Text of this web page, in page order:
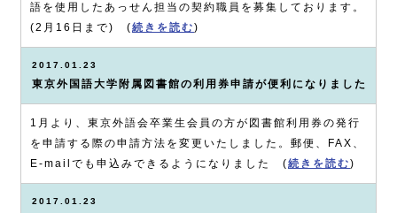
語を使用したあっせん担当の契約職員を募集しております。
(2月16日まで) (続きを読む)
2017.01.23
東京外国語大学附属図書館の利用券申請が便利になりました
1月より、東京外語会卒業生会員の方が図書館利用券の発行
を申請する際の申請方法を変更いたしました。郵便、FAX、
E-mailでも申込みできるようになりました (続きを読む)
2017.01.23